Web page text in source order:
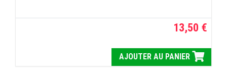
13,50 €
AJOUTER AU PANIER